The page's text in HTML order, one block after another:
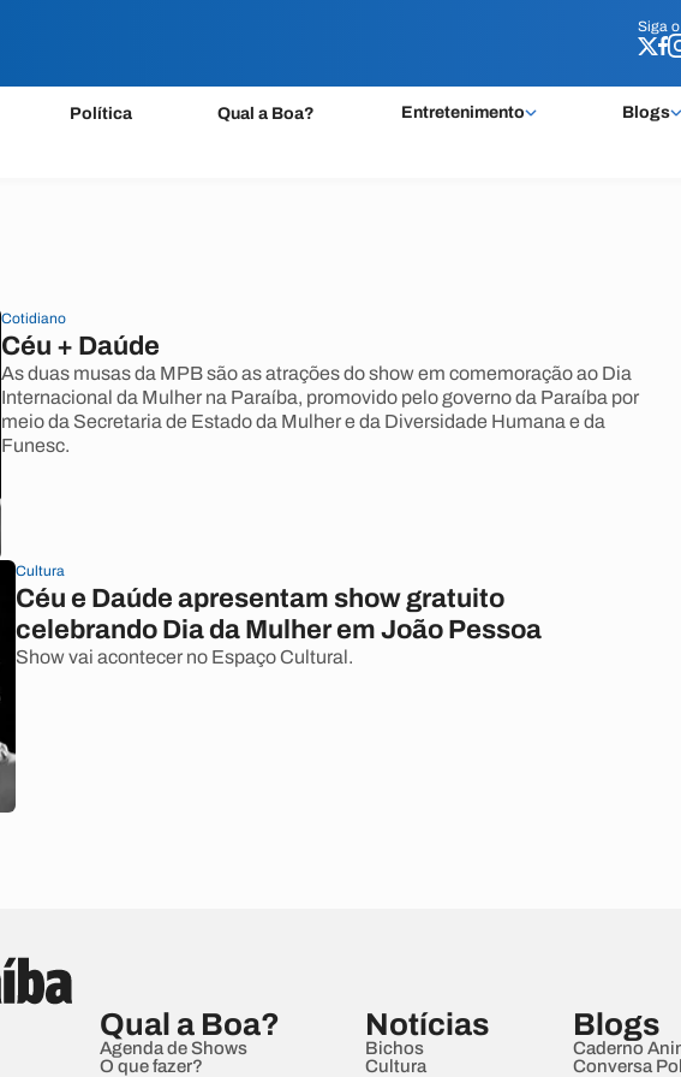
Siga o
Política Qual a Boa? Entretenimento Blogs
Siga o
Cotidiano
Céu + Daúde
As duas musas da MPB são as atrações do show em comemoração ao Dia
Internacional da Mulher na Paraíba, promovido pelo governo da Paraíba por
meio da Secretaria de Estado da Mulher e da Diversidade Humana e da
Funesc.
Cultura
Céu e Daúde apresentam show gratuito
celebrando Dia da Mulher em João Pessoa
Show vai acontecer no Espaço Cultural.
Qual a Boa?
Agenda de Shows
O que fazer?
Notícias
Bichos
Cultura
Blogs
Caderno
Conversa